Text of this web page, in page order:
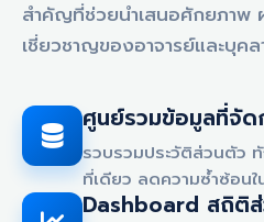
สำคัญที่ช่วยนำเสนอศักยภาพ
เชี่ยวชาญของอาจารย์และบุค
ศูนย์รวมข้อมูลที่จัด
รวบรวมประวัติส่วนตัว ทั
ที่เดียว ลดความซ้ำซ้อนใ
Dashboard สถิติ